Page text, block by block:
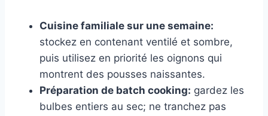
Cuisine familiale sur une semaine:
stockez en contenant ventilé et sombre,
puis utilisez en priorité les oignons qui
montrent des pousses naissantes.
Préparation de batch cooking: gardez les
bulbes entiers au sec; ne tranchez pas